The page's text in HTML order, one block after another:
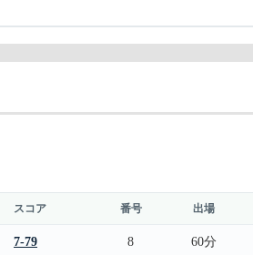
スコア 番号 出場
7-79 8 60分